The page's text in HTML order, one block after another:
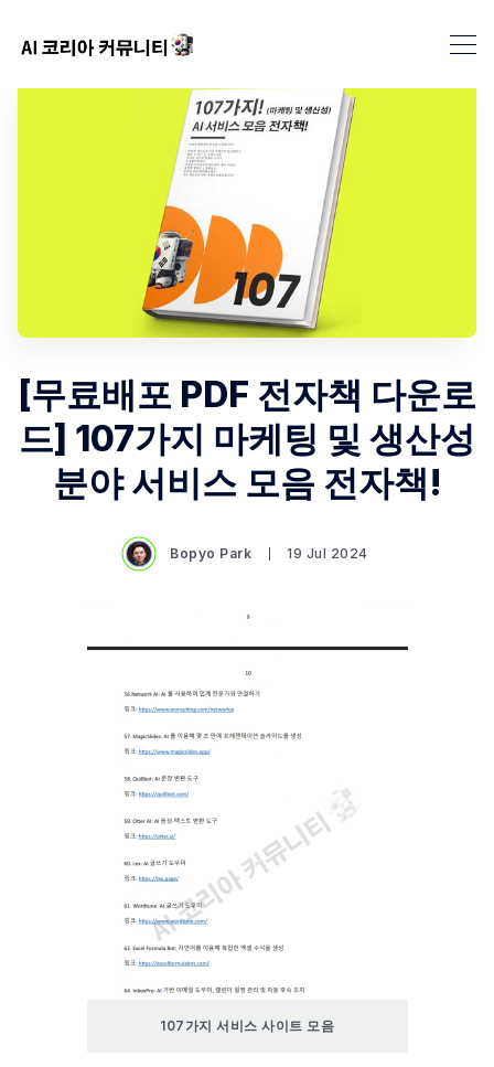
[무료배포 PDF 전자책 다운로
드] 107가지 마케팅 및 생산성
분야 서비스 모음 전자책!
Bopyo Park 19 Jul 2024
107가지 서비스 사이트 모음